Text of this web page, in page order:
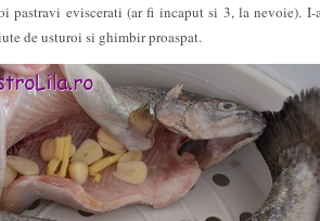
pastravi eviscerati (ar fi incaput si 3, la nevoie).
de usturoi si ghimbir proaspat.